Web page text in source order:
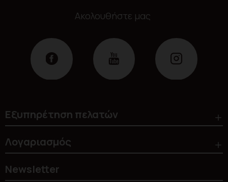
Ακολουθήστε μας
Εξυπηρέτηση πελατών
Λογαριασμός
Newsletter